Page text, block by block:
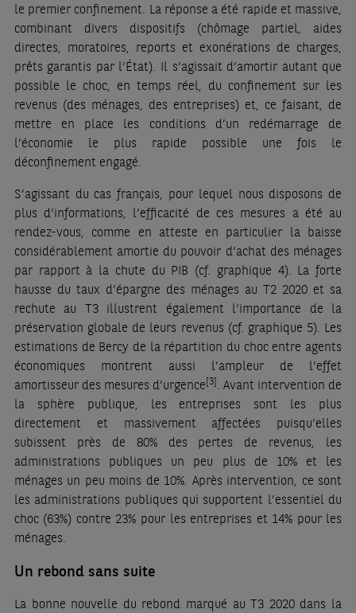
le premier confinement. La réponse a été rapide et massive,
combinant divers dispositifs (chômage partiel, aides
directes, moratoires, reports et exonérations de charges,
prêts garantis par l’État). Il s’agissait d’amortir autant que
possible le choc, en temps réel, du confinement sur les
revenus (des ménages, des entreprises) et, ce faisant, de
mettre en place les conditions d’un redémarrage de
l’économie le plus rapide possible une fois le
déconfinement engagé.
S’agissant du cas français, pour lequel nous disposons de
plus d’informations, l’efficacité de ces mesures a été au
rendez-vous, comme en atteste en particulier la baisse
considérablement amortie du pouvoir d’achat des ménages
par rapport à la chute du PIB (cf. graphique 4). La forte
hausse du taux d’épargne des ménages au T2 2020 et sa
rechute au T3 illustrent également l’importance de la
préservation globale de leurs revenus (cf. graphique 5). Les
estimations de Bercy de la répartition du choc entre agents
économiques montrent aussi l’ampleur de l’effet
amortisseur des mesures d’urgence[3]. Avant intervention de
la sphère publique, les entreprises sont les plus
directement et massivement affectées puisqu’elles
subissent près de 80% des pertes de revenus, les
administrations publiques un peu plus de 10% et les
ménages un peu moins de 10%. Après intervention, ce sont
les administrations publiques qui supportent l’essentiel du
choc (63%) contre 23% pour les entreprises et 14% pour les
ménages.
Un rebond sans suite
La bonne nouvelle du rebond marqué au T3 2020 dans la